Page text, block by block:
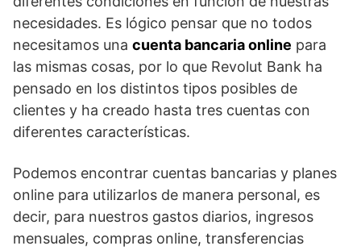
necesidades. Es lógico pensar que no todos
necesitamos una cuenta bancaria online para
las mismas cosas, por lo que Revolut Bank ha
pensado en los distintos tipos posibles de
clientes y ha creado hasta tres cuentas con
diferentes características.
Podemos encontrar cuentas bancarias y planes
online para utilizarlos de manera personal, es
decir, para nuestros gastos diarios, ingresos
mensuales, compras online, transferencias